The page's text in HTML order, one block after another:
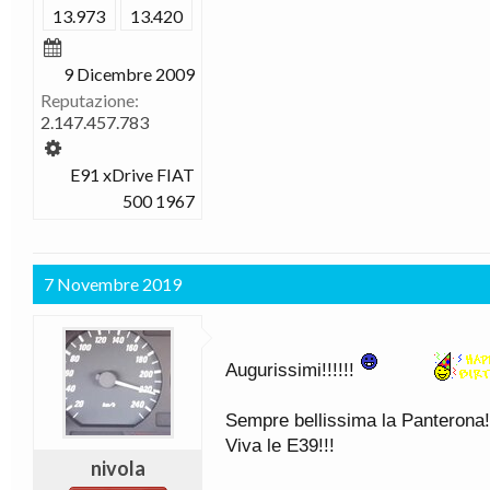
13.973 13.420
9 Dicembre 2009
Reputazione:
2.147.457.783
E91 xDrive FIAT
500 1967
7 Novembre 2019
nivola
Augurissimi!!!!!!
Sempre bellissima la
Viva le E39!!!